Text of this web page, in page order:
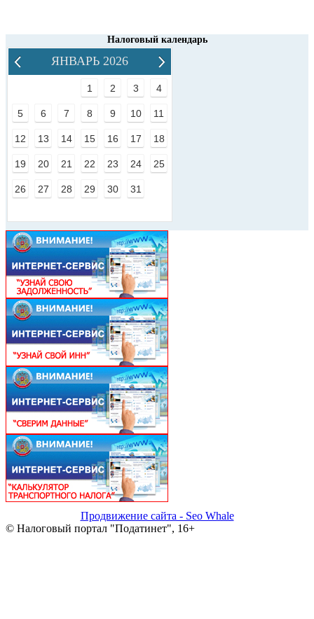
Налоговый календарь
ЯНВАРЬ 2026
1 2 3 4
5 6 7 8 9 10 11
12 13 14 15 16 17 18
19 20 21 22 23 24 25
26 27 28 29 30 31
Продвижение сайта - Seo Whale
© Налоговый портал "Податинет", 16+